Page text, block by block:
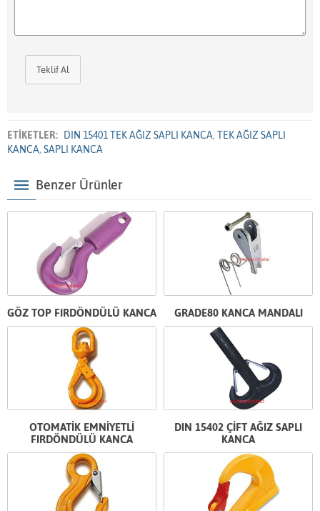
Teklif Al
ETİKETLER: DIN 15401 TEK AĞIZ SAPLI KANCA, TEK AĞIZ SAPLI
KANCA, SAPLI KANCA
Benzer Ürünler
GÖZ TOP FIRDÖNDÜLÜ KANCA GRADE80 KANCA MANDALI
OTOMATİK EMNİYETLİ
FIRDÖNDÜLÜ KANCA
DIN 15402 ÇİFT AĞIZ SAPLI
KANCA